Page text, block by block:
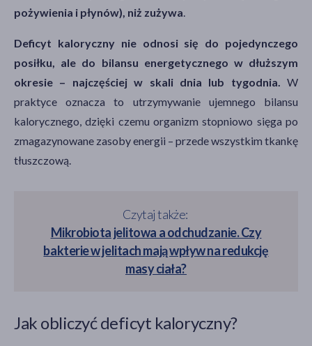
pożywienia i płynów), niż zużywa.
Deficyt kaloryczny nie odnosi się do pojedynczego
posiłku, ale do bilansu energetycznego w dłuższym
okresie – najczęściej w skali dnia lub tygodnia. W
praktyce oznacza to utrzymywanie ujemnego bilansu
kalorycznego, dzięki czemu organizm stopniowo sięga po
zmagazynowane zasoby energii – przede wszystkim tkankę
tłuszczową.
Czytaj także:
Mikrobiota jelitowa a odchudzanie. Czy
bakterie w jelitach mają wpływ na redukcję
masy ciała?
Jak obliczyć deficyt kaloryczny?